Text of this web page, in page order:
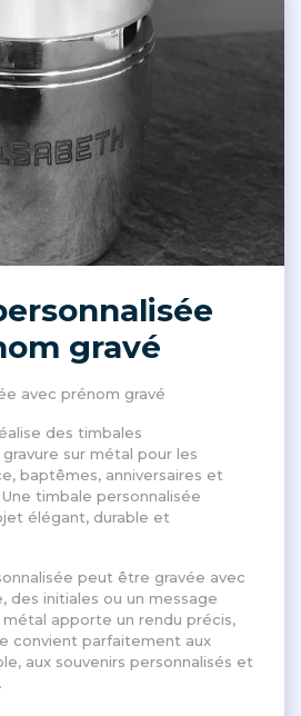
gravé
avec prénom gravé
des timbales
sur métal pour les
baptêmes, anniversaires et
timbale personnalisée
élégant, durable et
peut être gravée avec
des initiales ou un message
métal apporte un rendu précis,
convient parfaitement aux
aux souvenirs personnalisés et